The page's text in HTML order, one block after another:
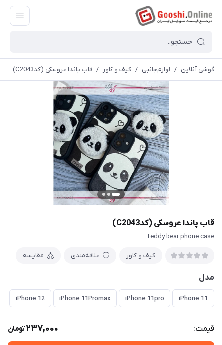
گوشی آنلاین / لوازم‌جانبی / کیف و کاور / قاب پاندا عروسکی (کدC2043)
قاب پاندا عروسکی (کدC2043)
Teddy bear phone case
کیف و کاور علاقه‌مندی مقایسه
مدل
iPhone 11
iPhone 11pro
iPhone 11Promax
iPhone 12
قیمت: 237,000تومان